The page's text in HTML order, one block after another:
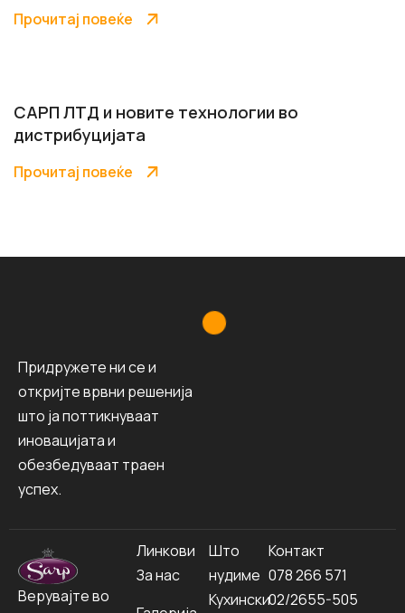
Прочитај повеќе
САРП ЛТД и новите технологии во
дистрибуцијата
Прочитај повеќе
Придружете ни се и
откријте врвни решенија
што ја поттикнуваат
иновацијата и
обезбедуваат траен
успех.
Верувајте во
Линкови
За нас
Што
нудиме
Кухински
Контакт
078 266 571
02/2655-505